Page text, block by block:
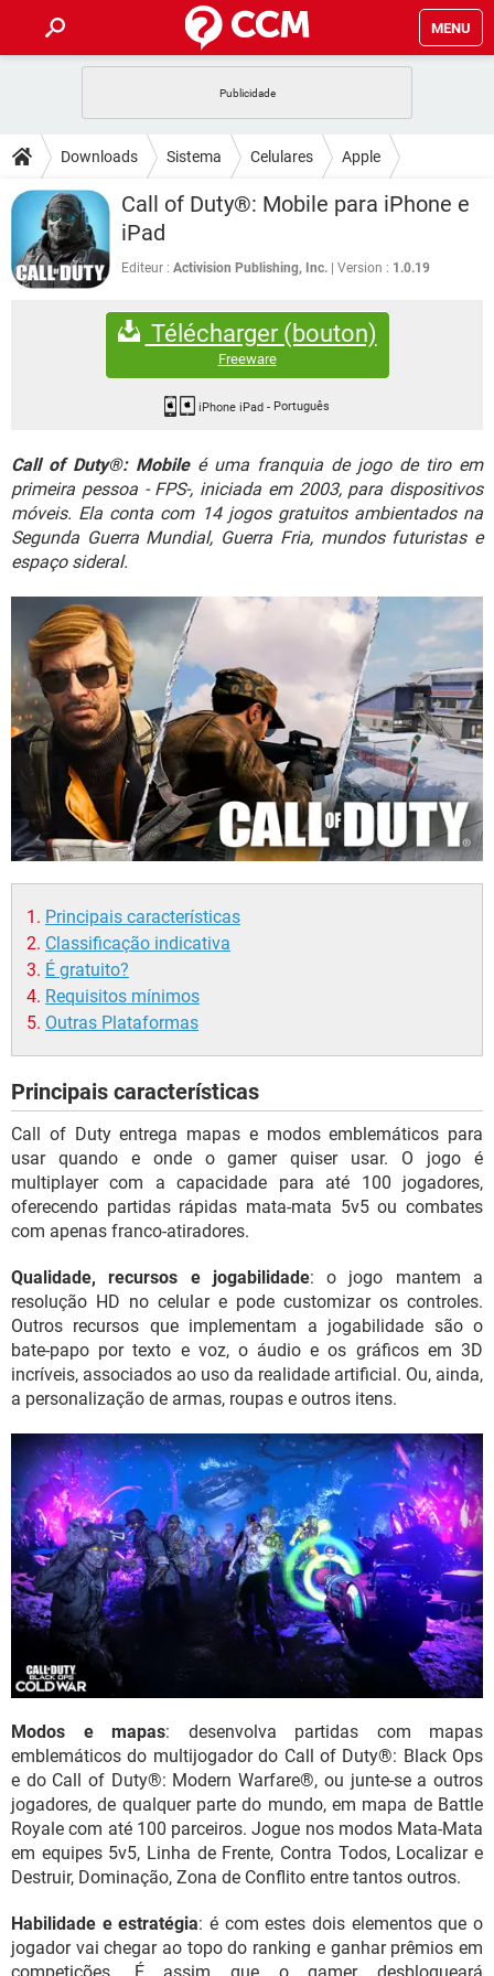
MENU
CELULAR FACEBOOK
OUTLOOK EXCEL
INSTAGRAM
GUIA DE COMPRAS
DICAS
JOGOS WHATSAPP
CELULAR
OUTLOOK
GUIA DE COMPRAS
DOWNLOADS
JOGOS
CELULAR FACEBOOK
EXCEL
GMAIL
FÓRUM
FACEBOOK
EXCEL
GMAIL
WHATSAPP
INSTAGRAM GMAIL
GUIA DE COMPRAS
Downloads Sistema Celulares Apple
Call of Duty®: Mobile para iPhone e
iPad
Editeur : Activision Publishing, Inc. Version : 1.0.19
Télécharger (bouton)
Freeware
iPhone iPad - Português
Call of Duty®: Mobileé uma franquia de jogo de tiro em
primeira pessoa - FPS-, iniciada em 2003, para dispositivos
móveis. Ela conta com 14 jogos gratuitos ambientados na
Segunda Guerra Mundial, Guerra Fria, mundos futuristas e
espaço sideral.
Principais características
Classificação indicativa
É gratuito?
Requisitos mínimos
Outras Plataformas
Principais características
Call of Duty entrega mapas e modos emblemáticos para
usar quando e onde o gamer quiser usar. O jogo é
multiplayer com a capacidade para até 100 jogadores,
oferecendo partidas rápidas mata-mata 5v5 ou combates
com apenas franco-atiradores.
Qualidade, recursos e jogabilidade: o jogo mantem a
resolução HD no celular e pode customizar os controles.
Outros recursos que implementam a jogabilidade são o
bate-papo por texto e voz, o áudio e os gráficos em 3D
incríveis, associados ao uso da realidade artificial. Ou, ainda,
a personalização de armas, roupas e outros itens.
Modos e mapas: desenvolva partidas com mapas
emblemáticos do multijogador do Call of Duty®: Black Ops
e do Call of Duty®: Modern Warfare®, ou junte-se a outros
jogadores, de qualquer parte do mundo, em mapa de Battle
Royale com até 100 parceiros. Jogue nos modos Mata-Mata
em equipes 5v5, Linha de Frente, Contra Todos, Localizar e
Destruir, Dominação, Zona de Conflito entre tantos outros.
Habilidade e estratégia: é com estes dois elementos que o
jogador vai chegar ao topo do ranking e ganhar prêmios em